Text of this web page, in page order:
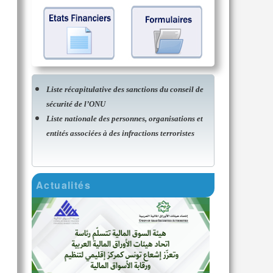
Liste récapitulative des sanctions du conseil de
sécurité de l’ONU
Liste nationale des personnes, organisations et
entités associées à des infractions terroristes
Actualités